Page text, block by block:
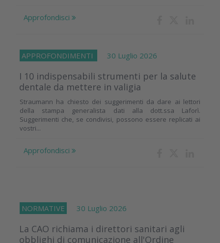
Approfondisci
APPROFONDIMENTI 30 Luglio 2026
I 10 indispensabili strumenti per la salute
dentale da mettere in valigia
Straumann ha chiesto dei suggerimenti da dare ai lettori
della stampa generalista dati alla dott.ssa Laforì.
Suggerimenti che, se condivisi, possono essere replicati ai
vostri...
Approfondisci
NORMATIVE 30 Luglio 2026
La CAO richiama i direttori sanitari agli
obblighi di comunicazione all'Ordine